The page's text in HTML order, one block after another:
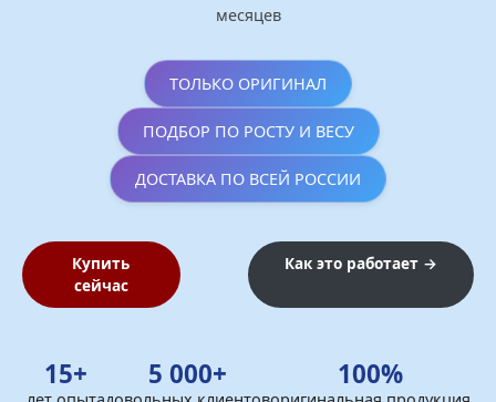
месяцев
ТОЛЬКО ОРИГИНАЛ
ПОДБОР ПО РОСТУ И ВЕСУ
ДОСТАВКА ПО ВСЕЙ РОССИИ
Купить
сейчас
Как это работает →
15+ 5 000+ 100%